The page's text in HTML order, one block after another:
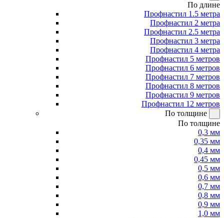
По длине
Профнастил 1.5 метра
Профнастил 2 метра
Профнастил 2.5 метра
Профнастил 3 метра
Профнастил 4 метра
Профнастил 5 метров
Профнастил 6 метров
Профнастил 7 метров
Профнастил 8 метров
Профнастил 9 метров
Профнастил 12 метров
По толщине
По толщине
0,3 мм
0,35 мм
0,4 мм
0,45 мм
0,5 мм
0,6 мм
0,7 мм
0,8 мм
0,9 мм
1,0 мм